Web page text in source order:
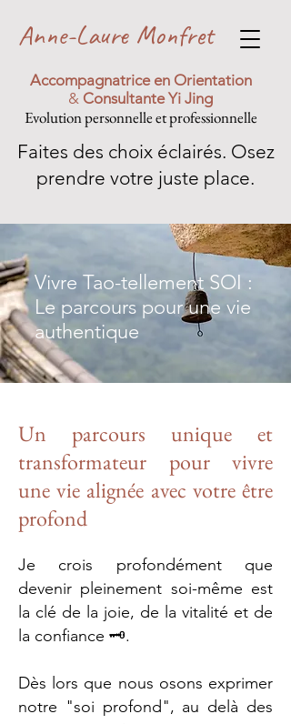
Anne-Laure Monfret
Accompagnatrice en Orientation
& Consultante Yi Jing
Evolution personnelle et professionnelle
Faites des choix éclairés. Osez
prendre votre juste place.
Vivre Tao-tellement SOI :
Le parcours pour une vie
authentique
Un parcours unique et
transformateur pour vivre
une vie alignée avec votre être
profond
Je crois profondément que
devenir pleinement soi-même est
la clé de la joie, de la vitalité et de
la confiance 🗝️.
Dès lors que nous osons exprimer
notre "soi profond", au delà des